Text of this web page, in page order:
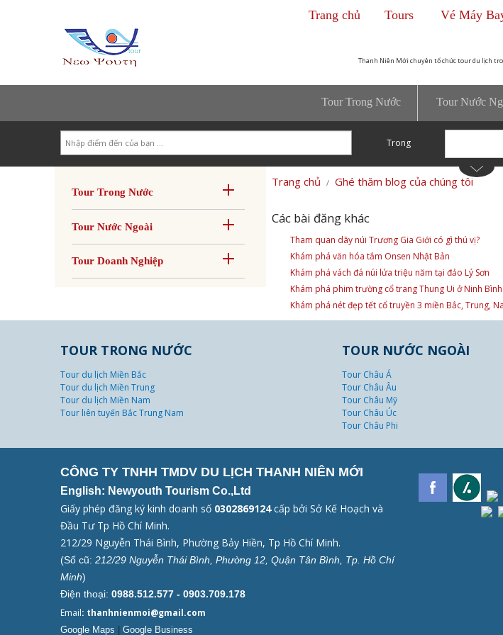
Thanh Niên Mới chuyên tổ chức tour du lịch
Trang chủ Tours Vé Máy
Tour Trong Nước Tour Nước
Search
Trong
Tour Trong Nước
Tour Nước Ngoài
Tour Doanh Nghiệp
Trang chủ Ghé thăm blog của chúng tôi
Các bài đăng khác
Tham quan dãy núi Trương Gia Giới có gì thú vị?
Khám phá văn hóa tắm Onsen Nhật Bản
Khám phá vách đá núi lửa triệu năm tại đảo Lý Sơn
Khám phá phim trường cổ trang Thung Ui ở Ninh Bình
Khám phá nét đẹp tết cổ truyền 3 miền Bắc, Trung,
TOUR TRONG NƯỚC
Tour du lịch Miền Bắc
Tour du lịch Miền Trung
Tour du lịch Miền Nam
Tour liên tuyến Bắc Trung Nam
TOUR NƯỚC NGOÀI
Tour Châu Á
Tour Châu Âu
Tour Châu Mỹ
Tour Châu Úc
Tour Châu Phi
CÔNG TY TNHH TMDV DU LỊCH THANH NIÊN MỚI
English: Newyouth Tourism Co.,Ltd
Giấy phép đăng ký kinh doanh số 0302869124cấp bởi Sở Kế Hoạch và
Đầu Tư Tp Hồ Chí Minh.
212/29 Nguyễn Thái Bình, Phường Bảy Hiền, Tp Hồ Chí Minh.
(Số cũ: 212/29 Nguyễn Thái Bình, Phường 12, Quận Tân Bình, Tp. Hồ Chí
Minh)
Điện thoại: 0988.512.577 - 0903.709.178
Email: thanhnienmoi@gmail.com
Google Maps Google Business